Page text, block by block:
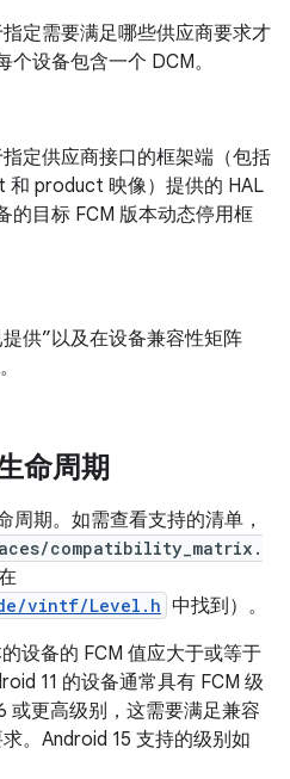
定需要满足哪些供应商要求才
设备包含一个 DCM。
定供应商接口的框架端（包括
product 映像）提供的 HAL
的目标 FCM 版本动态停用框
供”以及在设备兼容性矩阵
命周期
周期。如需查看支持的清单，
compatibility_matrix.
vintf/Level.h 中找到）。
设备的 FCM 值应大于或等于
11 的设备通常具有 FCM 级
或更高级别，这需要满足兼容
。Android 15 支持的级别如